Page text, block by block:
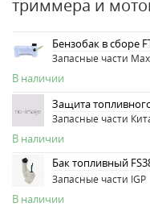
триммера и
Бензобак в сборе
Запасные части
В наличии
Защита
Запасные части
В наличии
Бак топливный
Запасные части IGP
В наличии